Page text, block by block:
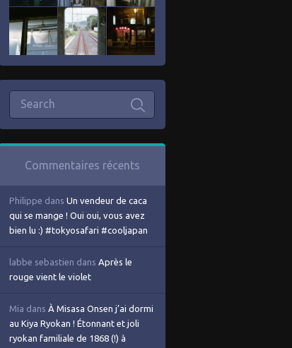
Commentaires récents
Philippe dans Un vendeur de caca
qui se mange ! Oui oui, vous avez
bien lu :) #tokyosafari #cooljapan
labbe sebastien dans Après le
rouge vient le violet
Mia dans À Misasa Onsen j’ai dormi
au Kiya Ryokan ! Étonnant et joli
ryokan familiale de 1868 (!) à